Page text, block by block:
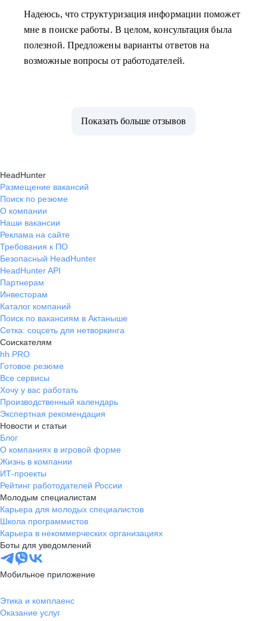
Надеюсь, что структуризация информации поможет
мне в поиске работы. В целом, консультация была
полезной. Предложены варианты ответов на
возможные вопросы от работодателей.
Показать больше отзывов
HeadHunter
Размещение вакансий
Поиск по резюме
О компании
Наши вакансии
Реклама на сайте
Требования к ПО
Безопасный HeadHunter
HeadHunter API
Партнерам
Инвесторам
Каталог компаний
Поиск по вакансиям в Актаныше
Сетка: соцсеть для нетворкинга
Соискателям
hh PRO
Готовое резюме
Все сервисы
Хочу у вас работать
Производственный календарь
Экспертная рекомендация
Новости и статьи
Блог
О компаниях в игровой форме
Жизнь в компании
ИТ-проекты
Рейтинг работодателей России
Молодым специалистам
Карьера для молодых специалистов
Школа программистов
Карьера в некоммерческих организациях
Боты для уведомлений
Мобильное приложение
Этика и комплаенс
Оказание услуг